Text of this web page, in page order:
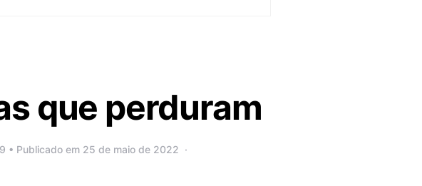
que perduram
• Publicado em 25 de maio de 2022